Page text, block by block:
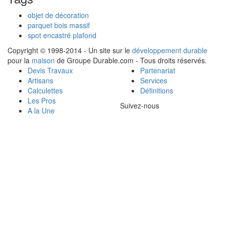
objet de décoration
parquet bois massif
spot encastré plafond
Copyright © 1998-2014 - Un site sur le développement durable
pour la maison de Groupe Durable.com - Tous droits réservés.
Devis Travaux
Artisans
Calculettes
Les Pros
A la Une
Partenariat
Services
Définitions
Suivez-nous